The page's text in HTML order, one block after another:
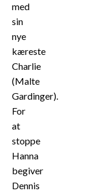
med
sin
nye
kæreste
Charlie
(Malte
Gardinger).
For
at
stoppe
Hanna
begiver
Dennis